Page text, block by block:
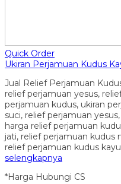
Quick Order
Ukiran Perjamuan Kudus
Jual Relief Perjamuan
relief perjamuan yesus,
perjamuan kudus, ukiran
suci, relief perjamuan
harga relief perjamuan
jati, relief perjamuan kudus
relief perjamuan kudus
selengkapnya
*Harga Hubungi CS